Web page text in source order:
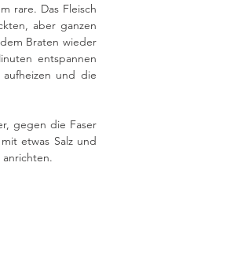
rare. Das Fleisch
aber ganzen
Braten wieder
entspannen
und die
gegen die Faser
etwas Salz und